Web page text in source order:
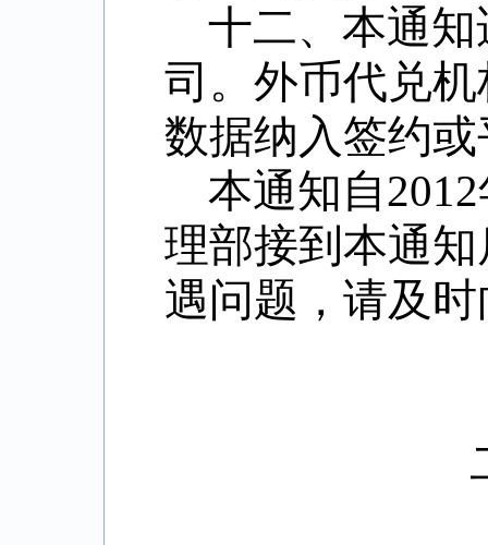
十二、本通
司。外币代兑
数据纳入签约
本通知自
理部接到本通
遇问题，请及